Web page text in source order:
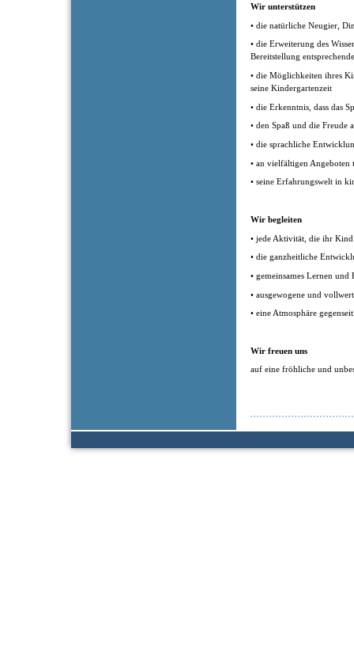
Wir unterstützen
• die natürliche Neugier,
• die Erweiterung des
Bereitstellung
• die Möglichkeiten ihres
seine Kindergartenzeit
• die Erkenntnis, dass das
• den Spaß und die Freude
• die sprachliche
• an vielfältigen Angeboten
• seine Erfahrungswelt in
Wir begleiten
• jede Aktivität, die ihr
• die ganzheitliche
• gemeinsames Lernen
• ausgewogene und
• eine Atmosphäre
Wir freuen uns
auf eine fröhliche und